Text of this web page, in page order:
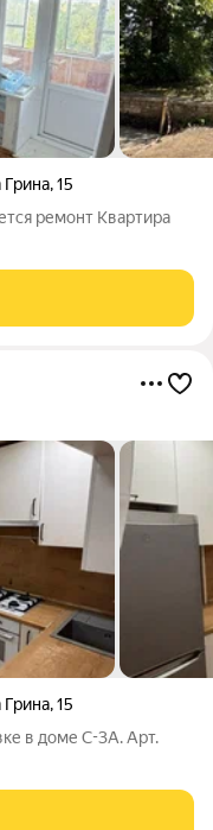
Грина,15
ремонт Квартира
Грина,15
в доме С-3А. Арт.